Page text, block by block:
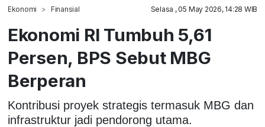
Ekonomi Finansial Selasa , 05 May 2026, 14:28 WIB
Ekonomi RI Tumbuh 5,61
Persen, BPS Sebut MBG
Berperan
Kontribusi proyek strategis termasuk MBG dan
infrastruktur jadi pendorong utama.